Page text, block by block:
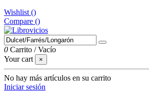
Wishlist ()
Compare ()
0 Carrito /Vacío
Your cart
×
No hay más artículos en su carrito
Iniciar sesión